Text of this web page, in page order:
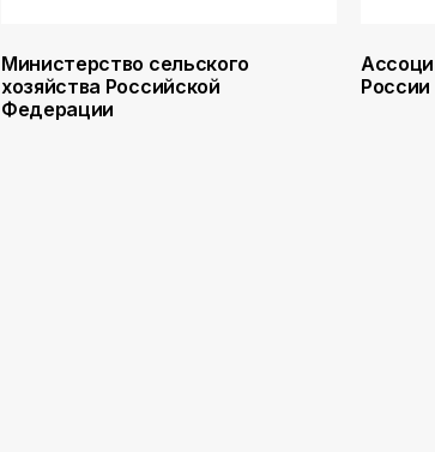
Министерство сельского
хозяйства Российской
Федерации
России